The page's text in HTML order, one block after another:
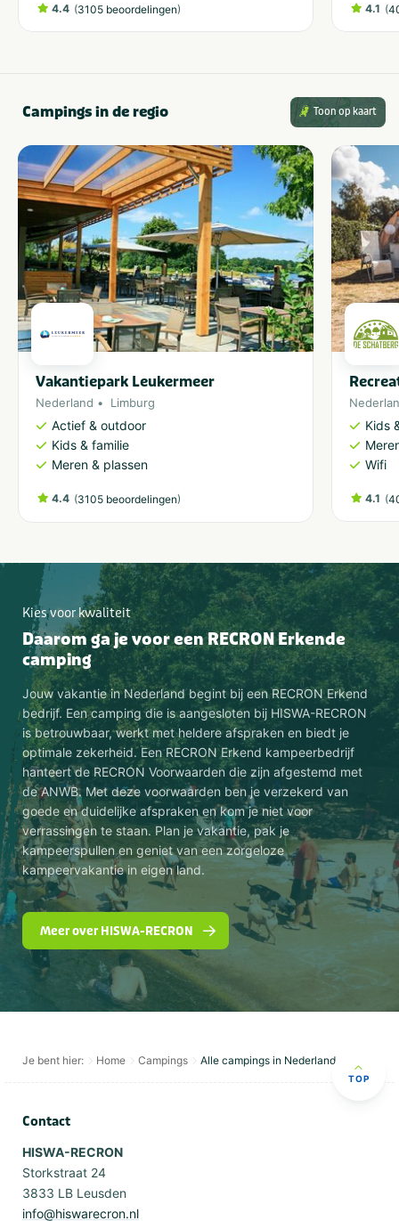
4.4 (3105 beoordelingen) 4.1 (
Campings in de regio Toon op kaart
Vakantiepark Leukermeer
Nederland Limburg
Actief & outdoor
Kids & familie
Meren & plassen
4.4 (3105 beoordelingen)
Kids
Wifi
4.1 (
Kies voor kwaliteit
Daarom ga je voor een RECRON Erkende
camping
Jouw vakantie in Nederland begint bij een RECRON Erkend
bedrijf. Een camping die is aangesloten bij HISWA-RECRON
is betrouwbaar, werkt met heldere afspraken en biedt je
optimale zekerheid. Een RECRON Erkend kampeerbedrijf
hanteert de RECRON Voorwaarden die zijn afgestemd met
de ANWB. Met deze voorwaarden ben je verzekerd van
goede en duidelijke afspraken en kom je niet voor
verrassingen te staan. Plan je vakantie, pak je
kampeerspullen en geniet van een zorgeloze
kampeervakantie in eigen land.
Meer over HISWA-RECRON
Je bent hier: Home Campings Alle campings in Nederland
TOP
Contact
HISWA-RECRON
Storkstraat 24
3833 LB Leusden
info@hiswarecron.nl